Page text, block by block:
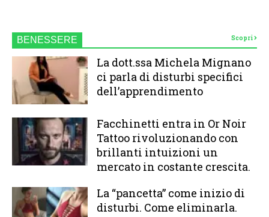
BENESSERE Scopri
La dott.ssa Michela Mignano
ci parla di disturbi specifici
dell’apprendimento
Facchinetti entra in Or Noir
Tattoo rivoluzionando con
brillanti intuizioni un
mercato in costante crescita.
La “pancetta” come inizio di
disturbi. Come eliminarla.